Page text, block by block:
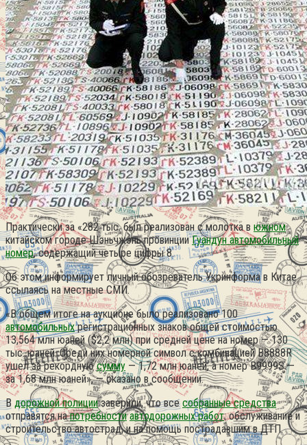
Практически за «282 тыс. был реализован с молотка в южном
китайском городе Шэньчжэнь провинцииГуандун автомобильный
номер, содержащий четыре цифры 8.
Об этом информирует личный обозреватель Укринформа в Китае
ссылаясь на местные СМИ.
«В общем итоге на аукционе было реализовано 100
автомобильныхрегистрационных знаков общей стоимостью
13,564 млн юаней ($2,2 млн) при средней цене на номер — 130
тыс. юаней. Среди них номерной символ с комбинацией В8888R
ушел за рекорднуюсумму — 1,72 млн юаней, а номер B9999S —
за 1,68 млн юаней», — сказано в сообщении.
В дорожной полициизаверили, что всесобранные средства
отправятся напотребности автодорожных работ: обслуживание и
строительство автострад, и на помощь пострадавшим в ДТП.